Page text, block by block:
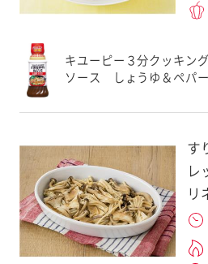
るとアクセス
スマートフォン
ご利用ください。
ドメイン指定受信
します。
レスは、本サービ
。当社はこの情報
ことはございませ
キユーピー３分クッキン
ソース しょうゆ＆ペパー
す
レ
リ